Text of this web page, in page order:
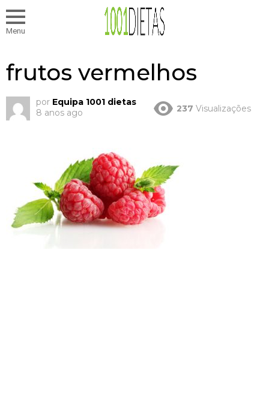
Menu
frutos vermelhos
por Equipa 1001 dietas
8 anos ago
237 Visualizações